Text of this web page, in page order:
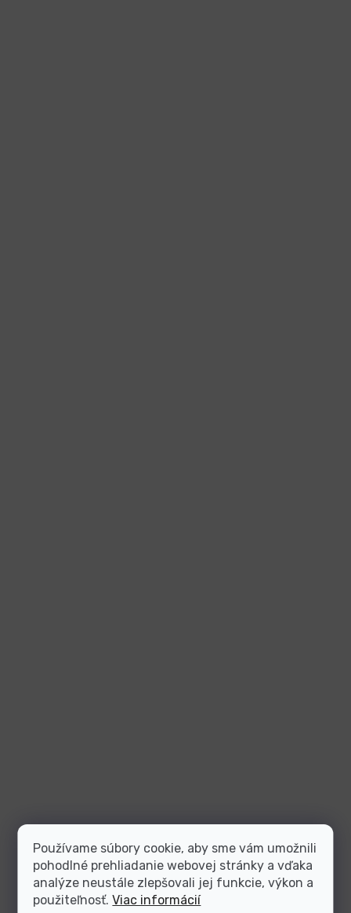
Používame súbory cookie, aby sme vám umožnili
pohodlné prehliadanie webovej stránky a vďaka
analýze neustále zlepšovali jej funkcie, výkon a
použiteľnosť.Viac informácií